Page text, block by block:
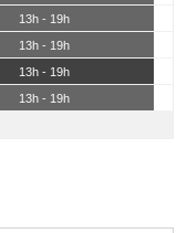
13h - 19h
13h - 19h
13h - 19h
13h - 19h